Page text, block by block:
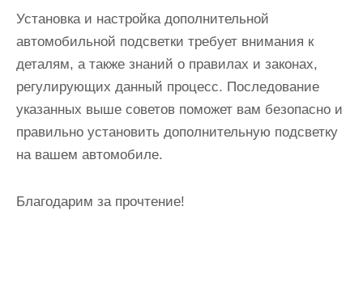
Установка и настройка дополнительной
автомобильной подсветки требует внимания к
деталям, а также знаний о правилах и законах,
регулирующих данный процесс. Последование
указанных выше советов поможет вам безопасно и
правильно установить дополнительную подсветку
на вашем автомобиле.
Благодарим за прочтение!